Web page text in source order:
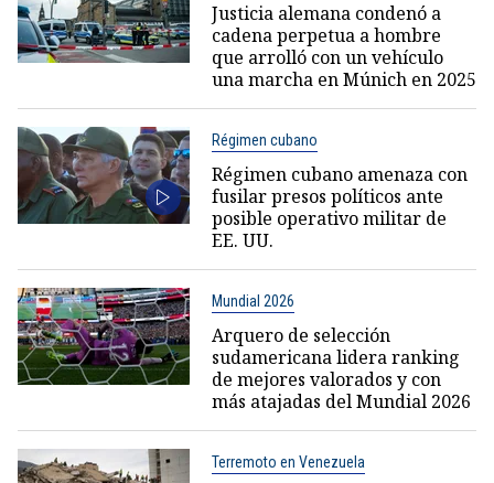
Justicia alemana condenó a
cadena perpetua a hombre
que arrolló con un vehículo
una marcha en Múnich en 2025
Régimen cubano
Régimen cubano amenaza con
fusilar presos políticos ante
posible operativo militar de
EE. UU.
Mundial 2026
Arquero de selección
sudamericana lidera ranking
de mejores valorados y con
más atajadas del Mundial 2026
Terremoto en Venezuela